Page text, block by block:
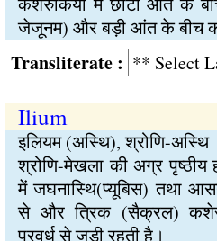
जेजूनम) और बड़ी आंत के बीच
:
Ilium
इलियम (अस्थि), श्रोणि-अस्थि
श्रोणि-मेखला की अग्र पृष्ठीय
में जघनास्थि(प्यूबिस) तथा
से और त्रिक (सैक्रल)
प्रवर्ध से जुड़ी रहती है।